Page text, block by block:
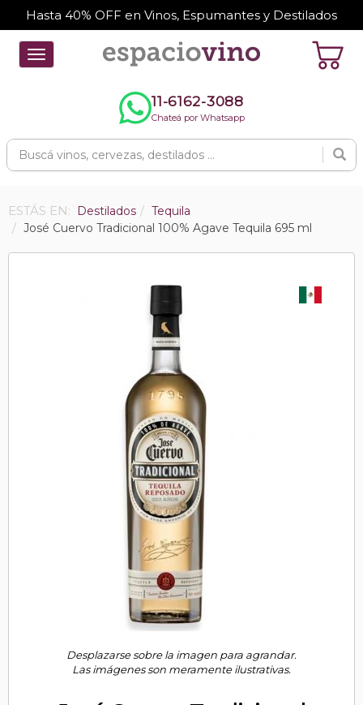
Hasta 40% OFF en Vinos, Espumantes y Destilados
Toggle
navigation
11-6162-3088
Chateá por Whatsapp
ESTÁS EN: Destilados
Tequila
José Cuervo Tradicional 100% Agave Tequila 695 ml
Desplazarse sobre la imagen para agrandar.
Las imágenes son meramente ilustrativas.